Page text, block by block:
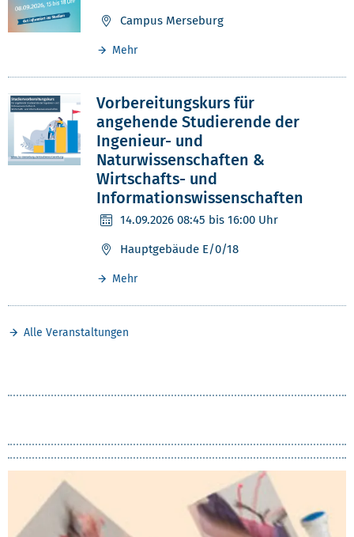
Campus Merseburg
Mehr
Vorbereitungskurs für
angehende Studierende der
Ingenieur- und
Naturwissenschaften &
Wirtschafts- und
Informationswissenschaften
14.09.2026 08:45 bis 16:00 Uhr
Hauptgebäude E/0/18
Mehr
Alle Veranstaltungen